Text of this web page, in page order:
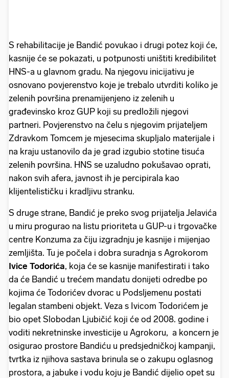
S rehabilitacije je Bandić povukao i drugi potez koji će,
kasnije će se pokazati, u potpunosti uništiti kredibilitet
HNS-a u glavnom gradu. Na njegovu inicijativu je
osnovano povjerenstvo koje je trebalo utvrditi koliko je
zelenih površina prenamijenjeno iz zelenih u
građevinsko kroz GUP koji su predložili njegovi
partneri. Povjerenstvo na čelu s njegovim prijateljem
Zdravkom Tomcem je mjesecima skupljalo materijale i
na kraju ustanovilo da je grad izgubio stotine tisuća
zelenih površina. HNS se uzaludno pokušavao oprati,
nakon svih afera, javnost ih je percipirala kao
klijentelističku i kradljivu stranku.
S druge strane, Bandić je preko svog prijatelja Jelavića
u miru progurao na listu prioriteta u GUP-u i trgovačke
centre Konzuma za čiju izgradnju je kasnije i mijenjao
zemljišta. Tu je počela i dobra suradnja s Agrokorom
Ivice Todorića, koja će se kasnije manifestirati i tako
da će Bandić u trećem mandatu donijeti odredbe po
kojima će Todorićev dvorac u Podsljemenu postati
legalan stambeni objekt. Veza s Ivicom Todorićem je
bio opet Slobodan Ljubičić koji će od 2008. godine i
voditi nekretninske investicije u Agrokoru, a koncern je
osigurao prostore Bandiću u predsjedničkoj kampanji,
tvrtka iz njihova sastava brinula se o zakupu oglasnog
prostora, a jabuke i vodu koju je Bandić dijelio opet su